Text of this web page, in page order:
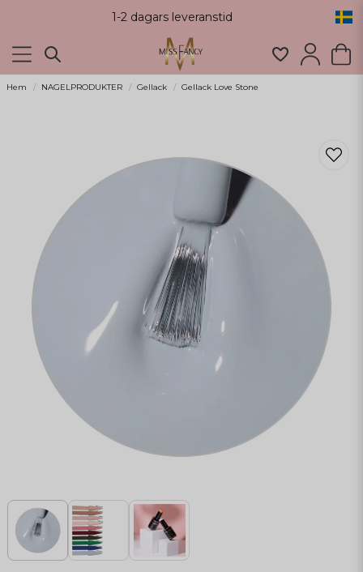
1-2 dagars leveranstid
Hem NAGELPRODUKTER Gellack Gellack Love Stone